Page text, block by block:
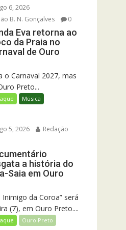
6, 2026
B. N. Gonçalves
0
Eva retorna ao
da Praia no
de Ouro
o Carnaval 2027, mas
Preto...
Música
5, 2026
Redação
a história do
Saia em Ouro
da Coroa” será
(7), em Ouro Preto....
Ouro Preto